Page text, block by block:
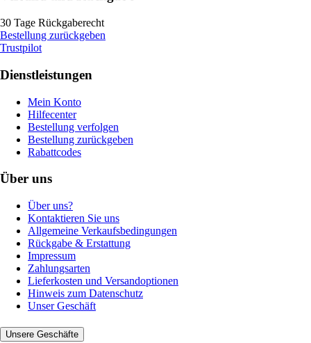
30 Tage Rückgaberecht
Bestellung zurückgeben
Trustpilot
Dienstleistungen
Mein Konto
Hilfecenter
Bestellung verfolgen
Bestellung zurückgeben
Rabattcodes
Über uns
Über uns?
Kontaktieren Sie uns
Allgemeine Verkaufsbedingungen
Rückgabe & Erstattung
Impressum
Zahlungsarten
Lieferkosten und Versandoptionen
Hinweis zum Datenschutz
Unser Geschäft
Unsere Geschäfte